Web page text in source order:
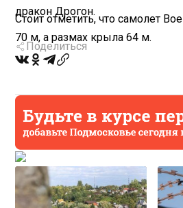
дракон Дрогон.
Стоит отметить, что самолет
70 м, а размах крыла 64 м.
Поделиться